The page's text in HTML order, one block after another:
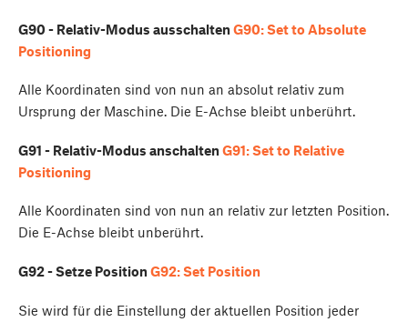
G90 - Relativ-Modus ausschaltenG90: Set to Absolute
Positioning
Alle Koordinaten sind von nun an absolut relativ zum
Ursprung der Maschine. Die E-Achse bleibt unberührt.
G91 - Relativ-Modus anschaltenG91: Set to Relative
Positioning
Alle Koordinaten sind von nun an relativ zur letzten Position.
Die E-Achse bleibt unberührt.
G92 - Setze PositionG92: Set Position
Sie wird für die Einstellung der aktuellen Position jeder